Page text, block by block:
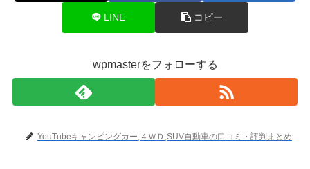
LINE コピー
wpmasterをフォローする
YouTubeキャンピングカー,４ＷＤ,SUV自動車の口コミ・評判まとめ